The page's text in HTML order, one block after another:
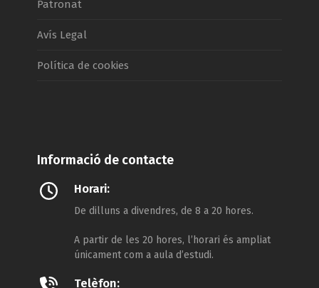
Patronat
Avís Legal
Política de cookies
Informació de contacte
Horari:
De dilluns a divendres, de 8 a 20 hores.
A partir de les 20 hores, l’horari és ampliat
únicament com a aula d’estudi.
Telèfon: